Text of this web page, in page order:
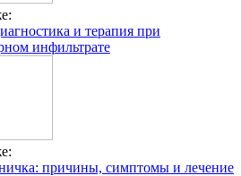
и терапия при
инфильтрате
причины, симптомы и лечение